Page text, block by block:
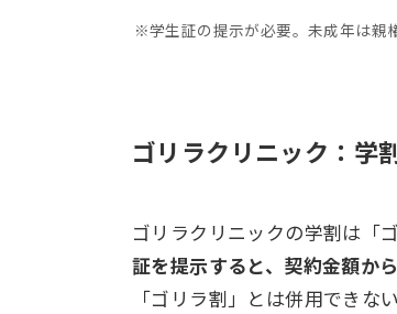
※学生証の提示が必要。未成年は親
ゴリラクリニック：学
ゴリラクリニックの学割は「
証を提示すると、契約金額か
「ゴリラ割」とは併用できな